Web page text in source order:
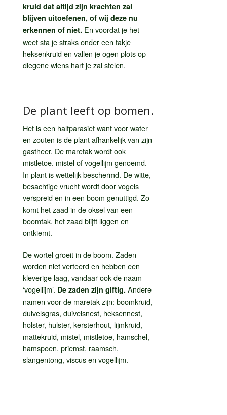
kruid dat altijd zijn krachten zal
blijven uitoefenen, of wij deze nu
erkennen of niet. En voordat je het
weet sta je straks onder een takje
heksenkruid en vallen je ogen plots op
diegene wiens hart je zal stelen.
De plant leeft op bomen.
Het is een halfparasiet want voor water
en zouten is de plant afhankelijk van zijn
gastheer. De maretak wordt ook
mistletoe, mistel of vogellijm genoemd.
In plant is wettelijk beschermd. De witte,
besachtige vrucht wordt door vogels
verspreid en in een boom genuttigd. Zo
komt het zaad in de oksel van een
boomtak, het zaad blijft liggen en
ontkiemt.
De wortel groeit in de boom. Zaden
worden niet verteerd en hebben een
kleverige laag, vandaar ook de naam
‘vogellijm’. De zaden zijn giftig. Andere
namen voor de maretak zijn: boomkruid,
duivelsgras, duivelsnest, heksennest,
holster, hulster, kersterhout, lijmkruid,
mattekruid, mistel, mistletoe, hamschel,
hamspoen, priemst, raamsch,
slangentong, viscus en vogellijm.